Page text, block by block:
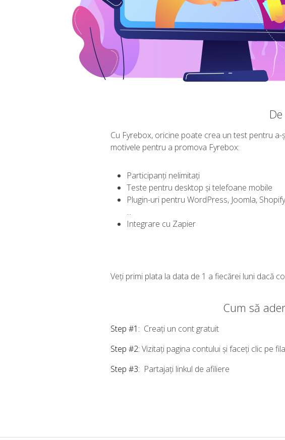
Cu Fyrebox, oricine poate crea un test pentru
motivele pentru a promova Fyrebox:
Participanți nelimitați
Teste pentru desktop și telefoane mobile
Plugin-uri pentru WordPress, Joomla,
...
Integrare cu Zapier
Veți primi plata la data de 1 a fiecărei luni dacă
Cum să
Step #1: Creați un cont gratuit
Step #2: Vizitați pagina contului și faceți clic pe
Step #3: Partajați linkul de afiliere